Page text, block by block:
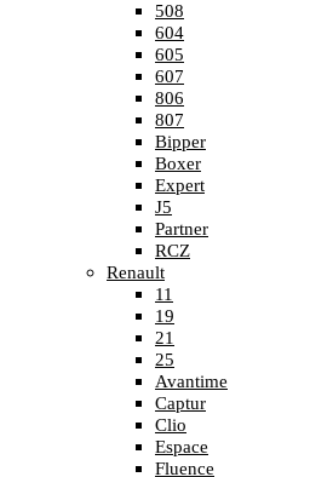
508
604
605
607
806
807
Bipper
Boxer
Expert
J5
Partner
RCZ
Renault
11
19
21
25
Avantime
Captur
Clio
Espace
Fluence